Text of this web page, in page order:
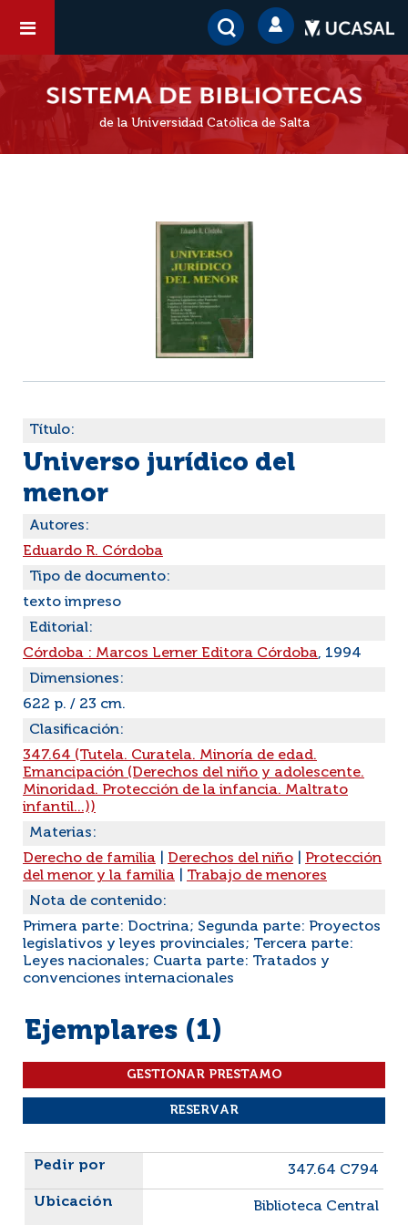
de la Universidad Católica de Salta
Título:
Universo jurídico del
menor
Autores:
Eduardo R. Córdoba
Tipo de documento:
texto impreso
Editorial:
Córdoba : Marcos Lerner Editora Córdoba, 1994
Dimensiones:
622 p. / 23 cm.
Clasificación:
347.64 (Tutela. Curatela. Minoría de edad.
Emancipación (Derechos del niño y adolescente.
Minoridad. Protección de la infancia. Maltrato
infantil...))
Materias:
Derecho de familia
Derechos del niño
Protección
del menor y la familia
Trabajo de menores
Nota de contenido:
Primera parte: Doctrina; Segunda parte: Proyectos
legislativos y leyes provinciales; Tercera parte:
Leyes nacionales; Cuarta parte: Tratados y
convenciones internacionales
Ejemplares (1)
Liste des exemplaires
347.64 C794
Biblioteca Central